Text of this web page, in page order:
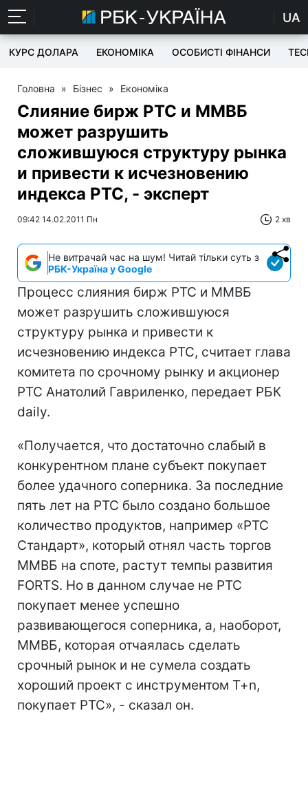
UA
КУРС ДОЛАРА ЕКОНОМІКА ОСОБИСТІ ФІНАНСИ
Головна » Бізнес » Економіка
Слияние бирж РТС и ММВБ
может разрушить
сложившуюся структуру рынка
и привести к исчезновению
индекса РТС, - эксперт
09:42 14.02.2011 Пн 2 хв
Не витрачай час на шум! Читай тільки суть з
РБК-Україна у Google
Процесс слияния бирж РТС и ММВБ
может разрушить сложившуюся
структуру рынка и привести к
исчезновению индекса РТС, считает глава
комитета по срочному рынку и акционер
РТС Анатолий Гавриленко, передает РБК
daily.
«Получается, что достаточно слабый в
конкурентном плане субъект покупает
более удачного соперника. За последние
пять лет на РТС было создано большое
количество продуктов, например «РТС
Стандарт», который отнял часть торгов
ММВБ на споте, растут темпы развития
FORTS. Но в данном случае не РТС
покупает менее успешно
развивающегося соперника, а, наоборот,
ММВБ, которая отчаялась сделать
срочный рынок и не сумела создать
хороший проект с ин­струментом T+n,
покупает РТС», - сказал он.